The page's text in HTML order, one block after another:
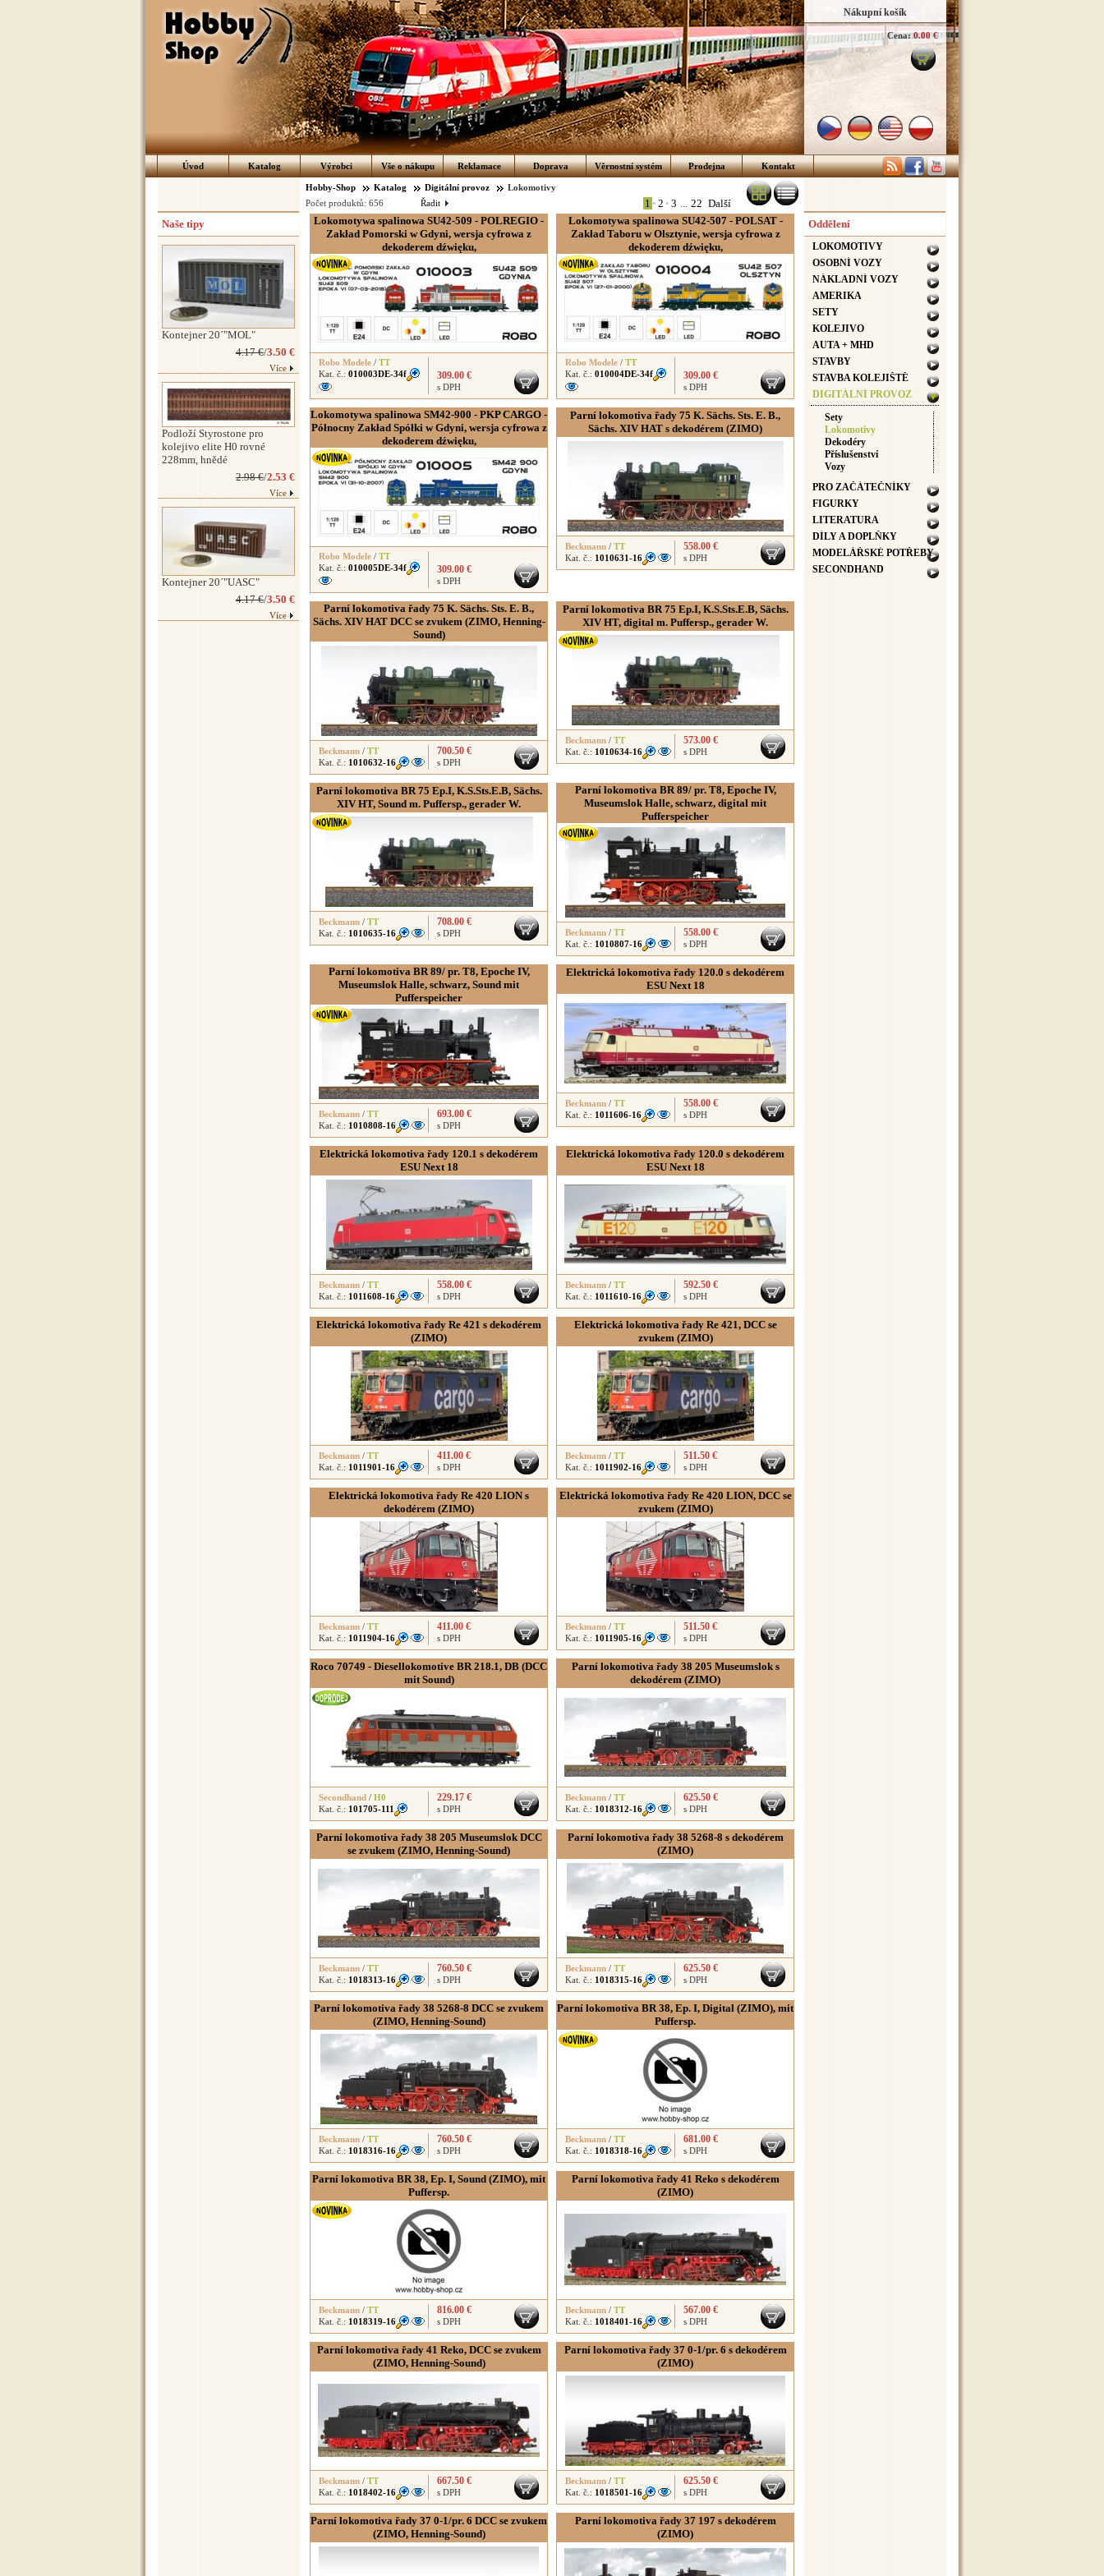
Nákupní košík
Cena: 0.00 €
Úvod Katalog Výrobci Vše o nákupu Reklamace Doprava Věrnostní systém Prodejna Kontakt
Hobby-Shop Katalog Digitální provoz
Lokomotivy
Řadit
Počet produktů: 656 1 • 2 • 3 ... 22 Další
Lokomotywa spalinowa SU42-509 - POLREGIO -
Zakład Pomorski w Gdyni, wersja cyfrowa z
dekoderem dźwięku,
Robo Modele / TT
Kat. č.: 010003DE-34f 309.00 €
s DPH
Lokomotywa spalinowa SU42-507 - POLSAT -
Zakład Taboru w Olsztynie, wersja cyfrowa z
dekoderem dźwięku,
Robo Modele / TT
Kat. č.: 010004DE-34f 309.00 €
s DPH
Lokomotywa spalinowa SM42-900 - PKP CARGO -
Północny Zakład Spółki w Gdyni, wersja cyfrowa z
dekoderem dźwięku,
Robo Modele / TT
Kat. č.: 010005DE-34f 309.00 €
s DPH
Parní lokomotiva řady 75 K. Sächs. Sts. E. B.,
Sächs. XIV HAT s dekodérem (ZIMO)
Beckmann / TT
Kat. č.: 1010631-16
558.00 €
s DPH
Parní lokomotiva řady 75 K. Sächs. Sts. E. B.,
Sächs. XIV HAT DCC se zvukem (ZIMO, Henning-
Sound)
Beckmann / TT
Kat. č.: 1010632-16
700.50 €
s DPH
Parní lokomotiva BR 75 Ep.I, K.S.Sts.E.B, Sächs.
XIV HT, digital m. Puffersp., gerader W.
Beckmann / TT
Kat. č.: 1010634-16
573.00 €
s DPH
Parní lokomotiva BR 75 Ep.I, K.S.Sts.E.B, Sächs.
XIV HT, Sound m. Puffersp., gerader W.
Beckmann / TT
Kat. č.: 1010635-16
708.00 €
s DPH
Parní lokomotiva BR 89/ pr. T8, Epoche IV,
Museumslok Halle, schwarz, digital mit
Pufferspeicher
Beckmann / TT
Kat. č.: 1010807-16
558.00 €
s DPH
Parní lokomotiva BR 89/ pr. T8, Epoche IV,
Museumslok Halle, schwarz, Sound mit
Pufferspeicher
Beckmann / TT
Kat. č.: 1010808-16
693.00 €
s DPH
Elektrická lokomotiva řady 120.0 s dekodérem
ESU Next 18
Beckmann / TT
Kat. č.: 1011606-16
558.00 €
s DPH
Elektrická lokomotiva řady 120.1 s dekodérem
ESU Next 18
Beckmann / TT
Kat. č.: 1011608-16
558.00 €
s DPH
Elektrická lokomotiva řady 120.0 s dekodérem
ESU Next 18
Beckmann / TT
Kat. č.: 1011610-16
592.50 €
s DPH
Elektrická lokomotiva řady Re 421 s dekodérem
(ZIMO)
Beckmann / TT
Kat. č.: 1011901-16
411.00 €
s DPH
Elektrická lokomotiva řady Re 421, DCC se
zvukem (ZIMO)
Beckmann / TT
Kat. č.: 1011902-16
511.50 €
s DPH
Elektrická lokomotiva řady Re 420 LION s
dekodérem (ZIMO)
Beckmann / TT
Kat. č.: 1011904-16
411.00 €
s DPH
Elektrická lokomotiva řady Re 420 LION, DCC se
zvukem (ZIMO)
Beckmann / TT
Kat. č.: 1011905-16
511.50 €
s DPH
Roco 70749 - Diesellokomotive BR 218.1, DB (DCC
mit Sound)
Secondhand / H0
Kat. č.: 101705-111
229.17 €
s DPH
Parní lokomotiva řady 38 205 Museumslok s
dekodérem (ZIMO)
Beckmann / TT
Kat. č.: 1018312-16
625.50 €
s DPH
Parní lokomotiva řady 38 205 Museumslok DCC
se zvukem (ZIMO, Henning-Sound)
Beckmann / TT
Kat. č.: 1018313-16
760.50 €
s DPH
Parní lokomotiva řady 38 5268-8 s dekodérem
(ZIMO)
Beckmann / TT
Kat. č.: 1018315-16
625.50 €
s DPH
Parní lokomotiva řady 38 5268-8 DCC se zvukem
(ZIMO, Henning-Sound)
Beckmann / TT
Kat. č.: 1018316-16
760.50 €
s DPH
Parní lokomotiva BR 38, Ep. I, Digital (ZIMO), mit
Puffersp.
Beckmann / TT
Kat. č.: 1018318-16
681.00 €
s DPH
Parní lokomotiva BR 38, Ep. I, Sound (ZIMO), mit
Puffersp.
Beckmann / TT
Kat. č.: 1018319-16
816.00 €
s DPH
Parní lokomotiva řady 41 Reko s dekodérem
(ZIMO)
Beckmann / TT
Kat. č.: 1018401-16
567.00 €
s DPH
Parní lokomotiva řady 41 Reko, DCC se zvukem
(ZIMO, Henning-Sound)
Beckmann / TT
Kat. č.: 1018402-16
667.50 €
s DPH
Parní lokomotiva řady 37 0-1/pr. 6 s dekodérem
(ZIMO)
Beckmann / TT
Kat. č.: 1018501-16
625.50 €
s DPH
Parní lokomotiva řady 37 0-1/pr. 6 DCC se zvukem
(ZIMO, Henning-Sound)
Parní lokomotiva řady 37 197 s dekodérem
(ZIMO)
Naše tipy
Kontejner 20´"MOL"
4.17 €/3.50 €
Více
Podloží Styrostone pro
kolejivo elite H0 rovné
228mm, hnědé
2.98 €/2.53 €
Více
Kontejner 20´"UASC"
4.17 €/3.50 €
Více
Oddělení
LOKOMOTIVY
OSOBNÍ VOZY
NÁKLADNÍ VOZY
AMERIKA
SETY
KOLEJIVO
AUTA + MHD
STAVBY
STAVBA KOLEJIŠTĚ
DIGITÁLNÍ PROVOZ
Sety
Lokomotivy
Dekodéry
Příslušenství
Vozy
PRO ZAČÁTEČNÍKY
FIGURKY
LITERATURA
DÍLY A DOPLŇKY
MODELÁŘSKÉ POTŘEBY
SECONDHAND